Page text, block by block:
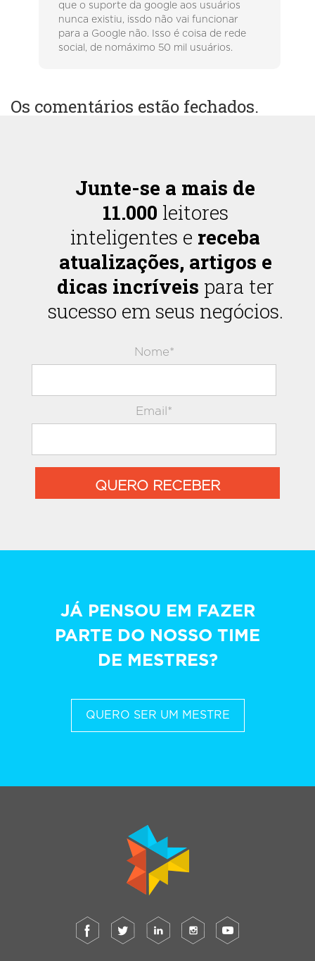
que o suporte da google aos usuários
nunca existiu, issdo não vai funcionar
para a Google não. Isso é coisa de rede
social, de nomáximo 50 mil usuários.
Os comentários estão fechados.
Junte-se a mais de
11.000 leitores
inteligentes e receba
atualizações, artigos e
dicas incríveis para ter
sucesso em seus negócios.
Nome*
Email*
QUERO RECEBER
JÁ PENSOU EM FAZER
PARTE DO NOSSO TIME
DE MESTRES?
QUERO SER UM MESTRE